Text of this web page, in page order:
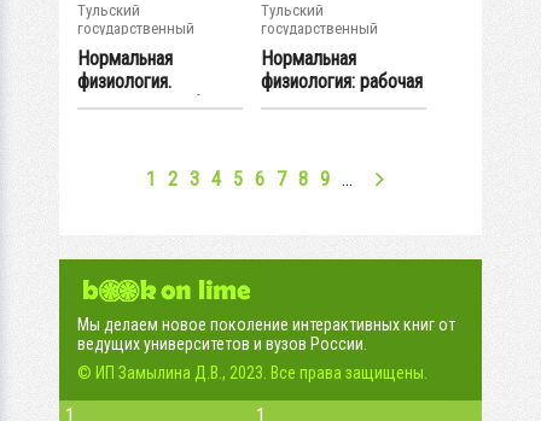
Тульский
государственный
университет
Нормальная
физиология.
Педиатрия. Рабочая
Тульский
государственный
университет
Нормальная
физиология: рабочая
тетрадь для...
1 2 3 4 5 6 7 8 9 …
Мы делаем новое поколение интерактивных книг от
ведущих университетов и вузов России.
© ИП Замылина Д.В., 2023. Все права защищены.
1 1